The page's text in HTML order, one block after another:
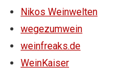
Nikos Weinwelten
wegezumwein
weinfreaks.de
WeinKaiser